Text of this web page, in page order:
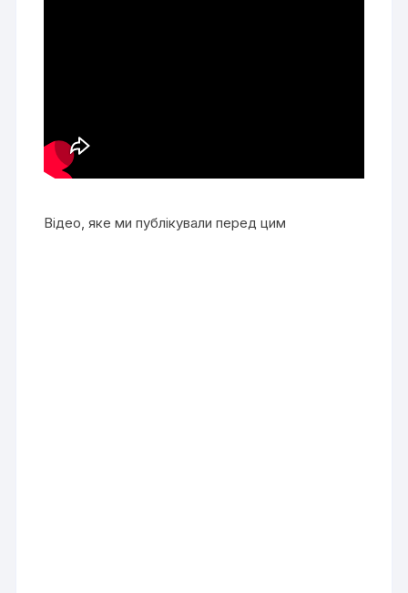
Відео, яке ми публікували перед цим